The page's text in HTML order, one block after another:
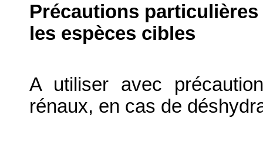
Précautions
les espèces cibles
A utiliser avec
rénaux, en cas de